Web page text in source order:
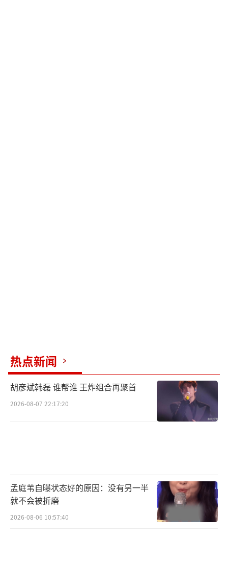
野火,就任风过也不错,让诗仙写断了笔,让先锋
折断了戟,呼啸地掠过,卷不起那滩淤烂的泥,经
不起百炼成钢,经不起岁月的打磨沉香,经不起诋
热点新闻
胡彦斌韩磊 谁帮谁 王炸组合再聚首
2026-08-07 22:17:20
孟庭苇自曝状态好的原因：没有另一半
就不会被折磨
2026-08-06 10:57:40